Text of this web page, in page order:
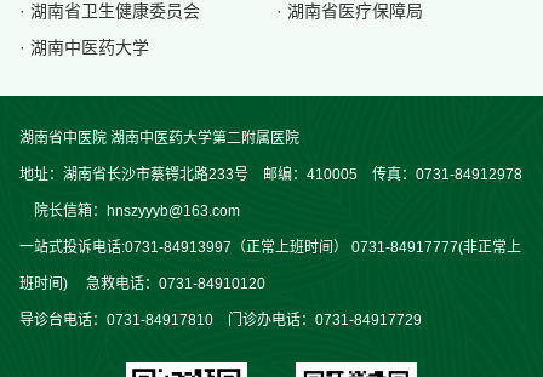
· 湖南省卫生健康委员会
· 湖南省医疗保障局
· 湖南中医药大学
湖南省中医院 湖南中医药大学第二附属医院
地址：湖南省长沙市蔡锷北路233号 邮编：410005 传真：0731-84912978
院长信箱：hnszyyyb@163.com
一站式投诉电话:0731-84913997（正常上班时间） 0731-84917777(非正常上
班时间) 急救电话：0731-84910120
导诊台电话：0731-84917810 门诊办电话：0731-84917729